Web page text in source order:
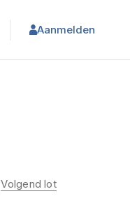
Aanmelden
Volgend lot